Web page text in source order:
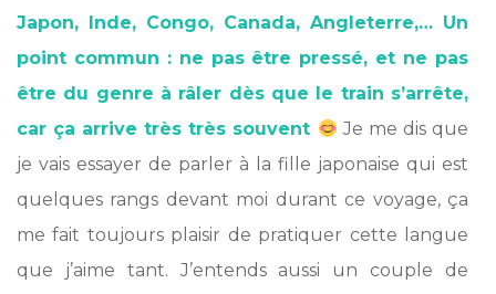
Japon, Inde, Congo, Canada, Angleterre,… Un
point commun : ne pas être pressé, et ne pas
être du genre à râler dès que le train s’arrête,
car ça arrive très très souvent
Je me dis que
je vais essayer de parler à la fille japonaise qui est
quelques rangs devant moi durant ce voyage, ça
me fait toujours plaisir de pratiquer cette langue
que j’aime tant. J’entends aussi un couple de